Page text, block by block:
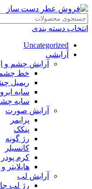
انتخاب دسته بندی
Uncategorized
آرایشی
آرایش چشم و
خط
ریمیل
سایه ابرو
سایه
آرایش صورت
پرایمر
پنکک
رژ گونه
کانسیلر
کرم پودر
هایلایتر و
آرایش لب
رژ لب